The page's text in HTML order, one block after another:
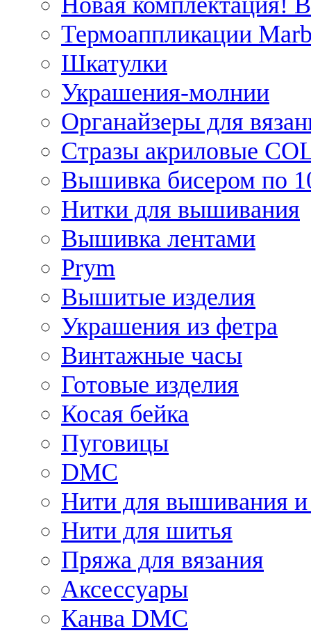
Термоаппликации
Шкатулки
Украшения-молнии
Органайзеры для
Стразы акриловые
Вышивка бисером по
Нитки для вышивания
Вышивка лентами
Prym
Вышитые изделия
Украшения из фетра
Винтажные часы
Готовые изделия
Косая бейка
Пуговицы
DMC
Нити для вышивания и
Нити для шитья
Пряжа для вязания
Аксессуары
Канва DMC